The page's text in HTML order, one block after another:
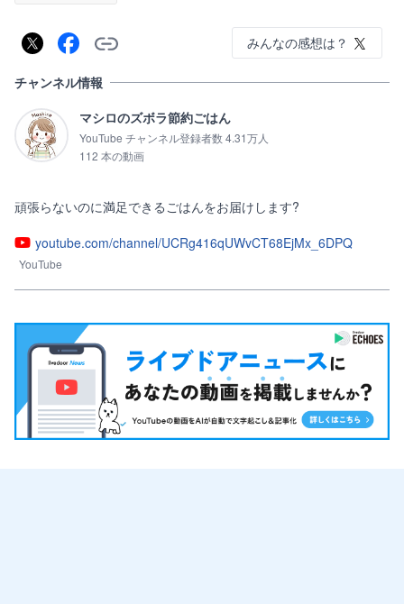
みんなの感想は？
チャンネル情報
マシロのズボラ節約ごはん
YouTube チャンネル登録者数 4.31万人
112 本の動画
youtube.com/channel/UCRg416qUWvCT68EjMx_6DPQ
YouTube